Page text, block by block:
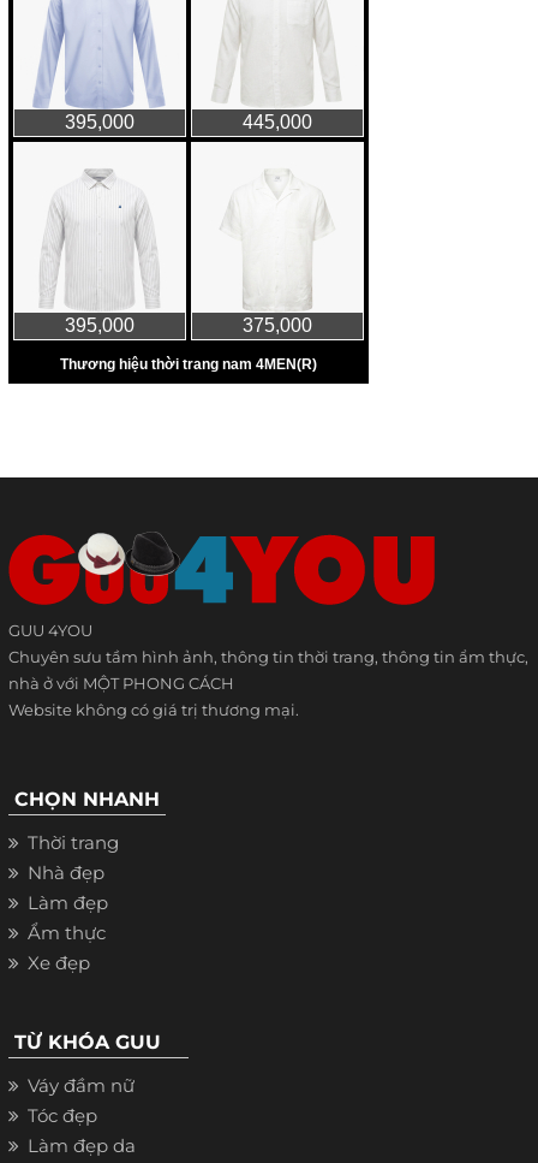
GUU 4YOU
Chuyên sưu tầm hình ảnh, thông tin thời trang, thông tin ẩm thực,
nhà ở với MỘT PHONG CÁCH
Website không có giá trị thương mại.
CHỌN NHANH
Thời trang
Nhà đẹp
Làm đẹp
Ẩm thực
Xe đẹp
TỪ KHÓA GUU
Váy đầm nữ
Tóc đẹp
Làm đẹp da